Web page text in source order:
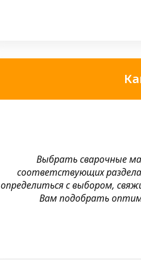
Выбрать сварочные
соответствующих
определиться с выбором,
Вам подобрать